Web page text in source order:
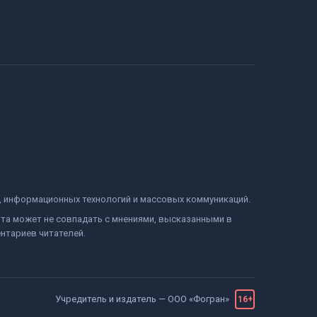
технологий и массовых коммуникаций.
может не совпадать с мнениями, высказанными в
читателей.
Учредитель и издатель — ООО «Фогран» 16+